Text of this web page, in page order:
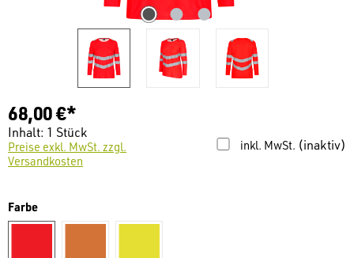
68,00 €*
Inhalt: 1 Stück
inkl. MwSt. (inaktiv)
Preise exkl. MwSt. zzgl.
Versandkosten
Farbeauswählen